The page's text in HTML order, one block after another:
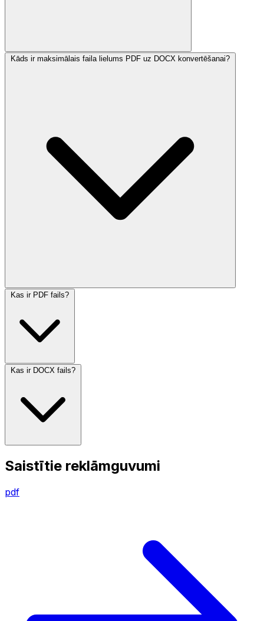
Kāds ir maksimālais faila lielums PDF uz DOCX konvertēšanai?
Kas ir PDF fails?
Kas ir DOCX fails?
Saistītie reklāmguvumi
pdf